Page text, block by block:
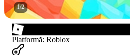
1/2
Platformă: Roblox